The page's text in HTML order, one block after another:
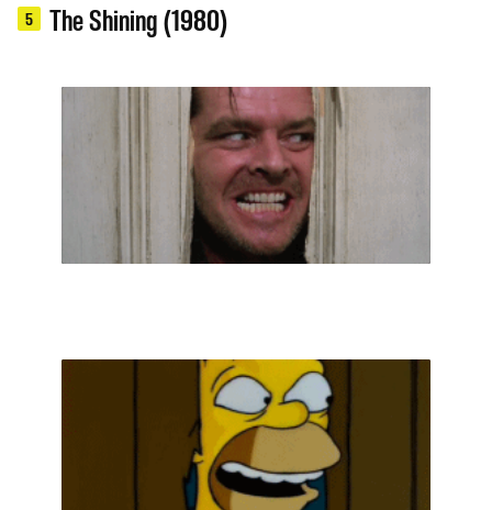
5 The Shining (1980)